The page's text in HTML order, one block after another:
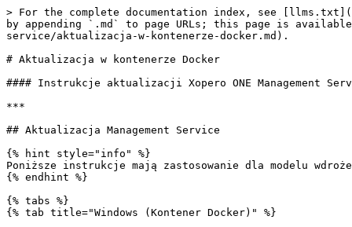
> For the complete documentation index, see [llms.txt](https://helpcenter.xopero.com/xopero-one-en/llms.txt). Markdown versions of documentation pages are available by appending `.md` to page URLs; this page is available as [Markdown](https://helpcenter.xopero.com/xopero-one-en/pl/aktualizacje/xopero-one-management-service/aktualizacja-w-kontenerze-docker.md).

# Aktualizacja w kontenerze Docker

#### Instrukcje aktualizacji Xopero ONE Management Service w kontenerze Docker wyjaśniają jak wykonać aktualizacje i efektywnie zarządzać usługą.

***

## Aktualizacja Management Service

{% hint style="info" %}
Poniższe instrukcje mają zastosowanie dla modelu wdrożenia on-premise **Xopero ONE Management Service**.
{% endhint %}

{% tabs %}
{% tab title="Windows (Kontener Docker)" %}

## Proces aktualizacji

{% hint style="danger" %}
Aktualizacja **Xopero ONE Management** uruchomionego jako kontener **Docker** polega na **zatrzymaniu starego kontenera**, **zainstalowaniu nowego** (stare bazy danych muszą być podmontowane) i **usunięciu starego kontenera**.
{% endhint %}

1. Pobierz nowy obraz i usuń stary kontener z [**XMS**](#user-content-fn-1)[^1], używając polecenia:

```
docker pull xopero/xopero-one-service:latest
docker stop xone && docker rm xone
```

2. Następnie utwórz nowy kontener z agentem za pomocą tej komendy:

```

docker run -d \
  --name <container_name> \
  -p <xms_port>:80 \
  -v <database_location_outside_container>:/app/Xopero \
  xopero/xopero-one-service
```

<figure><img src="/files/Zy8ILLyGlMe06MQUnAEv" alt="Running the container with the Xopero ONE Management Service within"><figcaption></figcaption></figure>

***

## Walidacja aktualizacji  <a href="#update_validation" id="update_validation"></a>

Na koniec nadszedł czas, aby sprawdzić, czy wszystko przebiegło prawidłowo. Zaloguj się do panelu **Xopero ONE** za pośrednictwem przeglądarki internetowej i poczekaj, aż status urządzenia zmieni się na **online**. Upewnij się, że wszystkie poprzednie ustawienia są dostępne (plany, magazyny, urządzenia itp.).
{% endtab %}

{% tab title="QNAP NAS (Container Station > 3.0)" %}

## Proces aktualizacji

{% hint style="danger" %}
Ta metoda wymaga, aby Container Station miało co najmniej wersję 3.0.
{% endhint %}

1. Otwórz **Container Station** na urządzeniu QNAP.
2. Po uzyskaniu dostępu do **Container Station**, zlokalizuj i wybierz kontener uruchamiający **Xopero ONE Management Service**, który chcesz zaktualizować.
3. Po wybraniu odpowiedniego kontenera, kliknij ikonę ⚙️**ustawień**, aby uzyskać dostęp do ustawień kontenera.

<figure><img src="/files/GkLuxoEy5lmY9wgSChlw" alt=""><figcaption></figcaption></figure>

4. W menu ustawień zobaczysz opcję oznaczoną **Recreate**. Kliknij tę opcję, aby kontynuować aktualizację. Ta czynność umożliwi Ci zastąpienie bieżącego kontenera nowym, opartym na najnowszym obrazie.

<figure><img src="/files/uZs6FrFfkOGljsa7lA9a" alt="" width="146"><figcaption></figcaption></figure>

5. Następnie musisz skonfigurować ustawienia aktualizacji. Przełącz się na tryb zaawansowany, jak pokazano na ilustracji. W trybie zaawansowanym zostaniesz poproszony o wprowadzenie adresu obrazu z **Docker Hub**. Wprowadź następujący adres:

```
xopero/xopero-one-